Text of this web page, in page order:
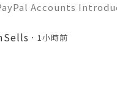
Accounts
and security for
selling,1小時前